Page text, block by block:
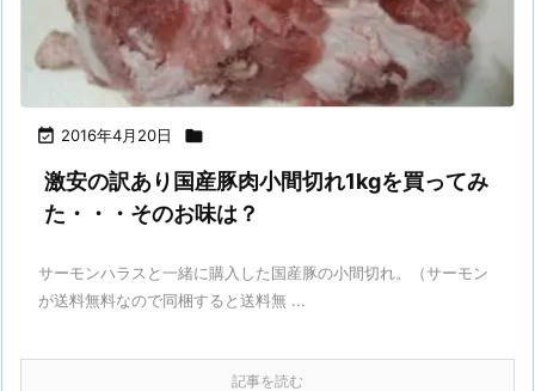
 2016年4月20日 
激安の訳あり国産豚肉小間切れ1kgを買ってみ
た・・・そのお味は？
サーモンハラスと一緒に購入した国産豚の小間切れ。（サーモン
が送料無料なので同梱すると送料無 ...
記事を読む